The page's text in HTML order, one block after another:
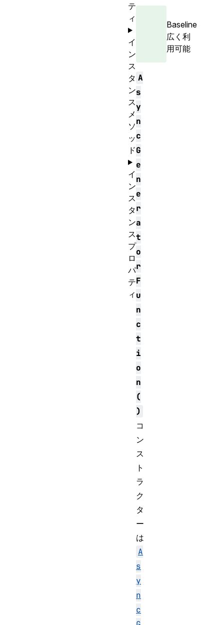
Baseline
広く利
用可能
A
s
y
n
c
G
e
n
e
r
a
t
o
r
F
u
n
c
t
i
o
n
(
)
コ
ン
ス
ト
ラ
ク
タ
ー
は
A
s
y
n
c
テ
ィ
イ
ン
ス
タ
ン
ス
メ
ソ
ッ
ド
イ
ン
ス
タ
ン
ス
プ
ロ
パ
テ
ィ